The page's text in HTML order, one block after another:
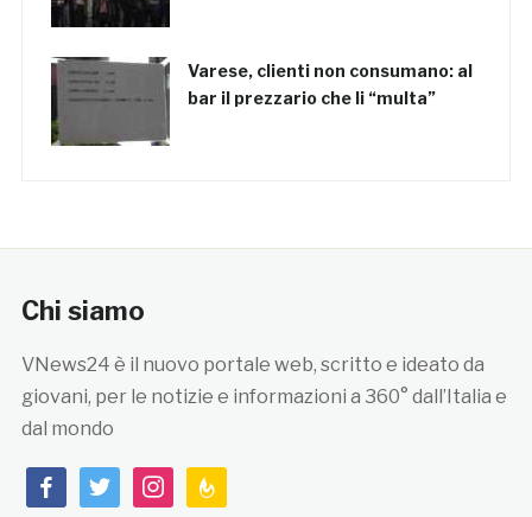
Varese, clienti non consumano: al
bar il prezzario che li “multa”
Chi siamo
VNews24 è il nuovo portale web, scritto e ideato da
giovani, per le notizie e informazioni a 360° dall’Italia e
dal mondo
facebooktwitterinstagramfeedburner